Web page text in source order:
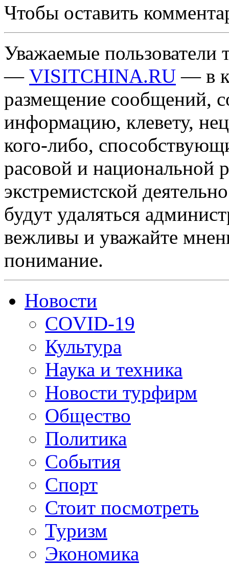
Чтобы оставить
Уважаемые пользователи
— VISITCHINA.RU — в
размещение сообщений,
информацию, клевету,
кого-либо,
расовой и национальной
экстремистской
будут удаляться
вежливы и уважайте
понимание.
Новости
COVID-19
Культура
Наука и техника
Новости турфирм
Общество
Политика
События
Спорт
Стоит посмотреть
Туризм
Экономика